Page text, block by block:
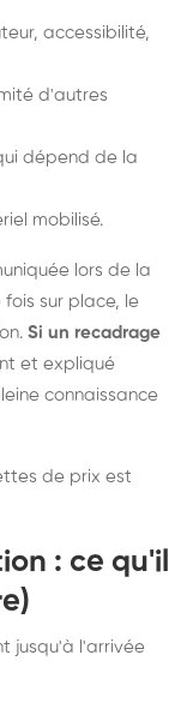
accessibilité,
d'autres
dépend de la
mobilisé.
lors de la
sur place, le
Si un recadrage
et expliqué
connaissance
de prix est
: ce qu'il
jusqu'à l'arrivée